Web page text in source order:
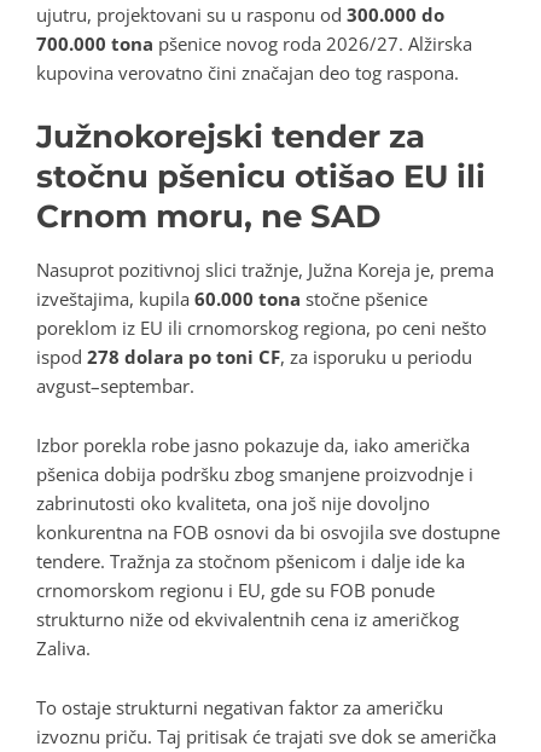
ujutru, projektovani su u rasponu od 300.000 do
700.000 tona pšenice novog roda 2026/27. Alžirska
kupovina verovatno čini značajan deo tog raspona.
Južnokorejski tender za
stočnu pšenicu otišao EU ili
Crnom moru, ne SAD
Nasuprot pozitivnoj slici tražnje, Južna Koreja je, prema
izveštajima, kupila 60.000 tona stočne pšenice
poreklom iz EU ili crnomorskog regiona, po ceni nešto
ispod 278 dolara po toni CF, za isporuku u periodu
avgust–septembar.
Izbor porekla robe jasno pokazuje da, iako američka
pšenica dobija podršku zbog smanjene proizvodnje i
zabrinutosti oko kvaliteta, ona još nije dovoljno
konkurentna na FOB osnovi da bi osvojila sve dostupne
tendere. Tražnja za stočnom pšenicom i dalje ide ka
crnomorskom regionu i EU, gde su FOB ponude
strukturno niže od ekvivalentnih cena iz američkog
Zaliva.
To ostaje strukturni negativan faktor za američku
izvoznu priču. Taj pritisak će trajati sve dok se američka